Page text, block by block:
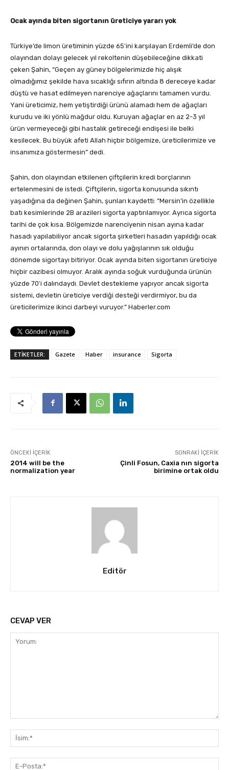
Ocak ayında biten sigortanın üreticiye yararı yok
Türkiye’de limon üretiminin yüzde 65′ini karşılayan Erdemli’de don
olayından dolayı gelecek yıl rekoltenin düşebileceğine dikkati
çeken Şahin, “Geçen ay güney bölgelerimizde hiç alışık
olmadığımız şekilde hava sıcaklığı sıfırın altında 8 dereceye kadar
düştü ve hasat edilmeyen narenciye ağaçlarını tamamen vurdu.
Yani üreticimiz, hem yetiştirdiği ürünü alamadı hem de ağaçları
kurudu ve iki yönlü mağdur oldu. Kuruyan ağaçlar en az 2-3 yıl
ürün vermeyeceği gibi hastalık getireceği endişesi ile belki
kesilecek. Bu büyük afeti Allah hiçbir bölgemize, üreticilerimize ve
insanımıza göstermesin” dedi.
Şahin, don olayından etkilenen çiftçilerin kredi borçlarının
ertelenmesini de istedi. Çiftçilerin, sigorta konusunda sıkıntı
yaşadığına da değinen Şahin, şunları kaydetti: “Mersin’in özellikle
batı kesimlerinde 2B arazileri sigorta yaptırılamıyor. Ayrıca sigorta
tarihi de çok kısa. Bölgemizde narenciyenin nisan ayına kadar
hasadı yapılabiliyor ancak sigorta şirketleri hasadın yapıldığı ocak
ayının ortalarında, don olayı ve dolu yağışlarının sık olduğu
dönemde sigortayı bitiriyor. Ocak ayında biten sigortanın üreticiye
hiçbir cazibesi olmuyor. Aralık ayında soğuk vurduğunda ürünün
yüzde 70′i dalındaydı. Devlet destekleme yapıyor ancak sigorta
sistemi, devletin üreticiye verdiği desteği verdirmiyor, bu da
üreticilerimize ikinci darbeyi vuruyor.” Haberler.com
ETİKETLER: Gazete Haber insurance Sigorta
ÖNCEKI İÇERIK
2014 will be the
normalization year
SONRAKI İÇERIK
Çinli Fosun, Caxia nın sigorta
birimine ortak oldu
Editör
CEVAP VER